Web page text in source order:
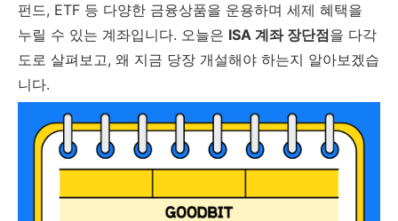
펀드, ETF 등 다양한 금융상품을 운용하며 세제 혜택을
누릴 수 있는 계좌입니다. 오늘은 ISA 계좌 장단점을 다각
도로 살펴보고, 왜 지금 당장 개설해야 하는지 알아보겠습
니다.